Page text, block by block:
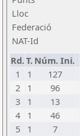
Lloc
Federació
NAT-Id
Rd.T. Núm. Ini.
1
1 127
2
1 96
3
1 13
4
1 46
5
1 7